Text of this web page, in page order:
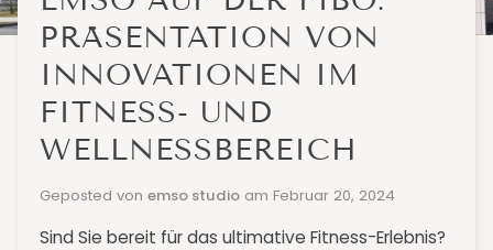
PRÄSENTATION VON
INNOVATIONEN IM
FITNESS- UND
WELLNESSBEREICH
Geposted von emso studio am Februar 20, 2024
Sind Sie bereit für das ultimative Fitness-Erlebnis?